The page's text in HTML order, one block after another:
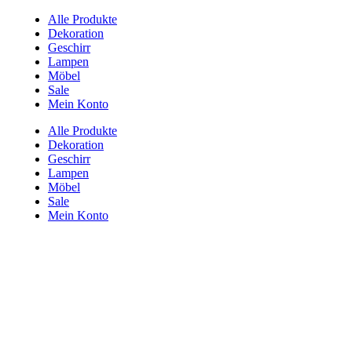
Alle Produkte
Dekoration
Geschirr
Lampen
Möbel
Sale
Mein Konto
Alle Produkte
Dekoration
Geschirr
Lampen
Möbel
Sale
Mein Konto